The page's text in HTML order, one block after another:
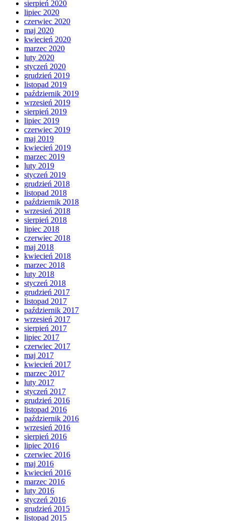
sierpień 2020
lipiec 2020
czerwiec 2020
maj 2020
kwiecień 2020
marzec 2020
luty 2020
styczeń 2020
grudzień 2019
listopad 2019
październik 2019
wrzesień 2019
sierpień 2019
lipiec 2019
czerwiec 2019
maj 2019
kwiecień 2019
marzec 2019
luty 2019
styczeń 2019
grudzień 2018
listopad 2018
październik 2018
wrzesień 2018
sierpień 2018
lipiec 2018
czerwiec 2018
maj 2018
kwiecień 2018
marzec 2018
luty 2018
styczeń 2018
grudzień 2017
listopad 2017
październik 2017
wrzesień 2017
sierpień 2017
lipiec 2017
czerwiec 2017
maj 2017
kwiecień 2017
marzec 2017
luty 2017
styczeń 2017
grudzień 2016
listopad 2016
październik 2016
wrzesień 2016
sierpień 2016
lipiec 2016
czerwiec 2016
maj 2016
kwiecień 2016
marzec 2016
luty 2016
styczeń 2016
grudzień 2015
listopad 2015